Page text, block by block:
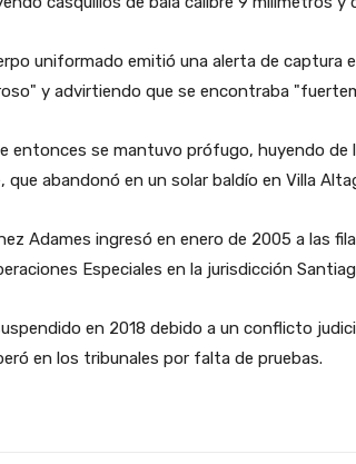
uniformado emitió una alerta de
y advirtiendo que se encontraba
entonces se mantuvo prófugo, huyendo
que abandonó en un solar baldío en Villa
Adames ingresó en enero de 2005 a las
Especiales en la jurisdicción
en 2018 debido a un conflicto
en los tribunales por falta de pruebas.